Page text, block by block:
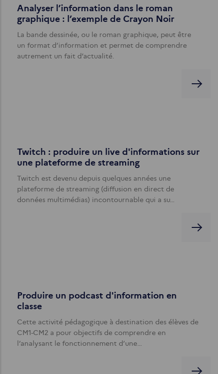
Analyser l’information dans le roman
graphique : l’exemple de Crayon Noir
La bande dessinée, ou le roman graphique, peut être
un format d’information et permet de comprendre
autrement un fait d’actualité.
Twitch : produire un live d'informations sur
une plateforme de streaming
Twitch est devenu depuis quelques années une
plateforme de streaming (diffusion en direct de
données multimédias) incontournable qui a su…
Produire un podcast d'information en
classe
Cette activité pédagogique à destination des élèves de
CM1-CM2 a pour objectifs de comprendre en
l’analysant le fonctionnement d’une…